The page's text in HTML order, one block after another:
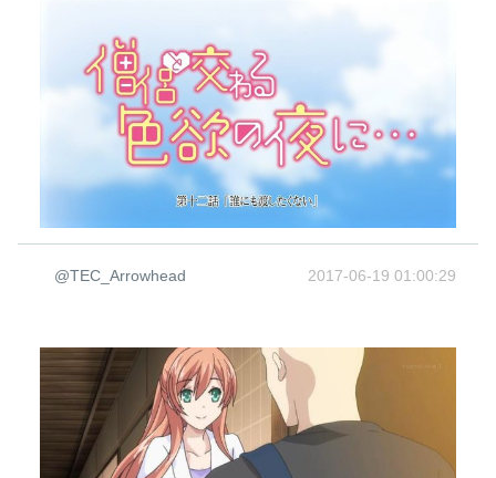
@TEC_Arrowhead 2017-06-19 01:00:29